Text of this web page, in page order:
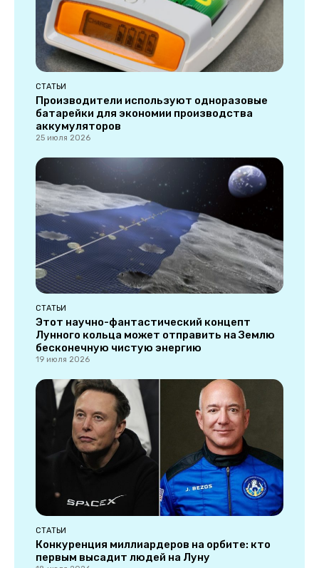
СТАТЬИ
Производители используют одноразовые
батарейки для экономии производства
аккумуляторов
25 июля 2026
СТАТЬИ
Этот научно-фантастический концепт
Лунного кольца может отправить на Землю
бесконечную чистую энергию
19 июля 2026
СТАТЬИ
Конкуренция миллиардеров на орбите: кто
первым высадит людей на Луну